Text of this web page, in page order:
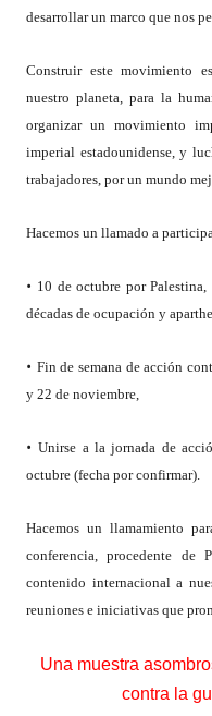
desarrollar un marco que nos
Construir este movimiento
nuestro planeta, para la
organizar un movimiento
imperial estadounidense, y
trabajadores, por un mundo
Hacemos un llamado a
• 10 de octubre por
décadas de ocupación y
• Fin de semana de acción
y 22 de noviembre,
•Unirse a la jornada de
octubre (fecha por confirmar).
Hacemos un llamamiento
conferencia, procedente
contenido internacional a
reuniones e iniciativas que
Una muestra
contra la